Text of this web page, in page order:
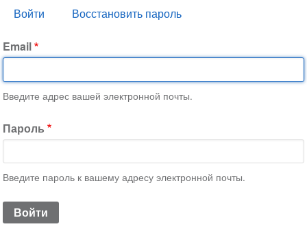
Главные
Войти Восстановить пароль
Email
Введите адрес вашей электронной почты.
Пароль
Введите пароль к вашему адресу электронной почты.